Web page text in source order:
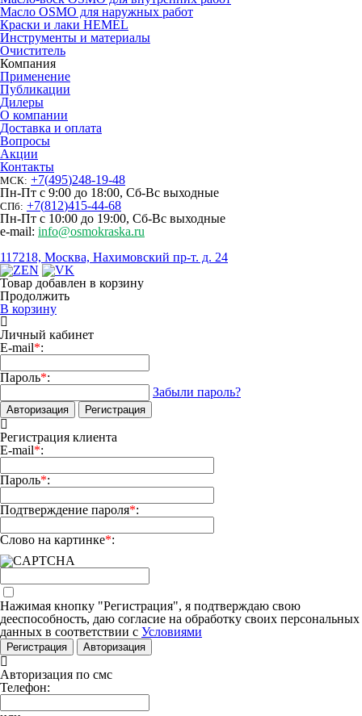
Масло OSMO для наружных работ
Краски и лаки HEMEL
Инструменты и материалы
Очиститель
Компания
Применение
Публикации
Дилеры
О компании
Доставка и оплата
Вопросы
Акции
Контакты
МСК: +7(495)248-19-48
Пн-Пт с 9:00 до 18:00, Сб-Вс выходные
СПб: +7(812)415-44-68
Пн-Пт с 10:00 до 19:00, Сб-Вс выходные
e-mail: info@osmokraska.ru
117218, Москва, Нахимовский пр-т. д. 24
Товар добавлен в корзину
Продолжить
В корзину
Личный кабинет
E-mail*:
Пароль*:
Забыли пароль?
Авторизация Регистрация
Регистрация клиента
E-mail*:
Пароль*:
Подтверждение пароля*:
Слово на картинке*:
Нажимая кнопку "Регистрация", я подтверждаю свою
дееспособность, даю согласие на обработку своих персональных
данных в соответствии с Условиями
Регистрация Авторизация
Авторизация по смс
Телефон: